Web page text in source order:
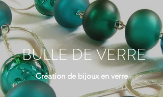
BULLE DE VERRE
Création de bijoux en verre